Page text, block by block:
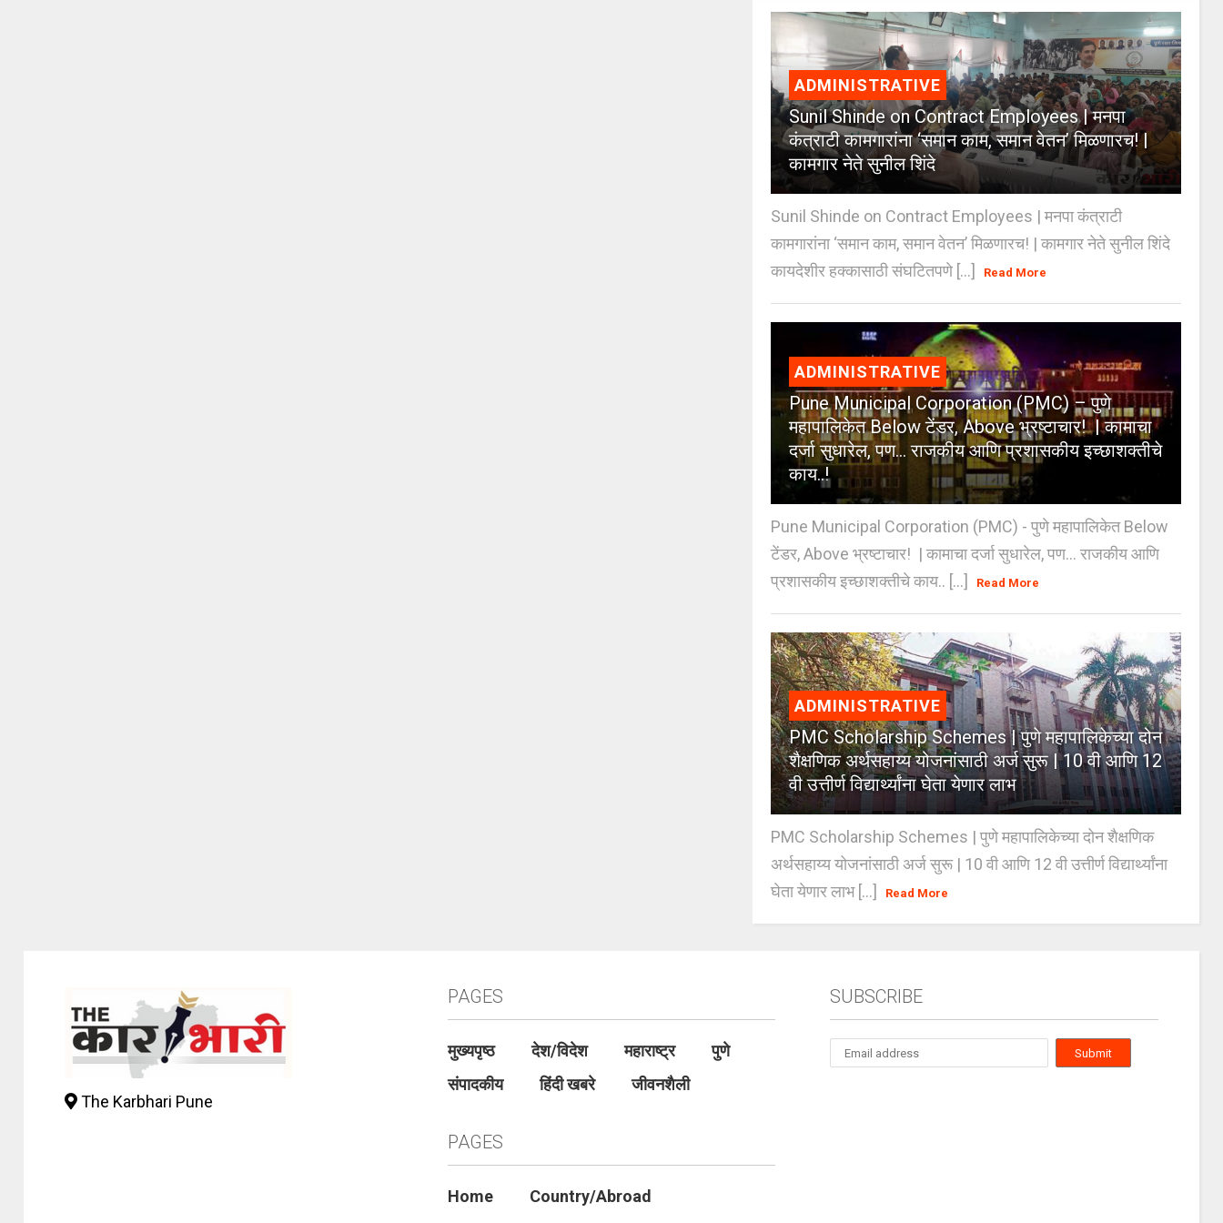
ADMINISTRATIVE
Sunil Shinde on Contract Employees | मनपा
कंत्राटी कामगारांना ‘समान काम, समान वेतन’ मिळणारच! |
कामगार नेते सुनील शिंदे
Sunil Shinde on Contract Employees | मनपा कंत्राटी
कामगारांना ‘समान काम, समान वेतन’ मिळणारच! | कामगार नेते सुनील शिंदे
कायदेशीर हक्कासाठी संघटितपणे [...]
Read More
ADMINISTRATIVE
Pune Municipal Corporation (PMC) – पुणे
महापालिकेत Below टेंडर, Above भ्रष्टाचार! | कामाचा
दर्जा सुधारेल, पण… राजकीय आणि प्रशासकीय इच्छाशक्तीचे
काय..!
Pune Municipal Corporation (PMC) - पुणे महापालिकेत Below
टेंडर, Above भ्रष्टाचार! | कामाचा दर्जा सुधारेल, पण… राजकीय आणि
प्रशासकीय इच्छाशक्तीचे काय.. [...]
Read More
ADMINISTRATIVE
PMC Scholarship Schemes | पुणे महापालिकेच्या दोन
शैक्षणिक अर्थसहाय्य योजनांसाठी अर्ज सुरू | 10 वी आणि 12
वी उत्तीर्ण विद्यार्थ्यांना घेता येणार लाभ
PMC Scholarship Schemes | पुणे महापालिकेच्या दोन शैक्षणिक
अर्थसहाय्य योजनांसाठी अर्ज सुरू | 10 वी आणि 12 वी उत्तीर्ण विद्यार्थ्यांना
घेता येणार लाभ [...]
Read More
The Karbhari Pune
PAGES
मुख्यपृष्ठ देश/विदेश महाराष्ट्र
पुणे
संपादकीय
हिंदी खबरे जीवनशैली
PAGES
Home
Country/Abroad
SUBSCRIBE